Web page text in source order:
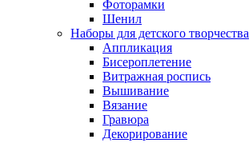
Фоторамки
Шенил
Наборы для детского творчества
Аппликация
Бисероплетение
Витражная роспись
Вышивание
Вязание
Гравюра
Декорирование